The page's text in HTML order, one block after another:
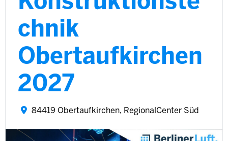
chnik
Obertaufkirchen
2027
84419 Obertaufkirchen, RegionalCenter Süd